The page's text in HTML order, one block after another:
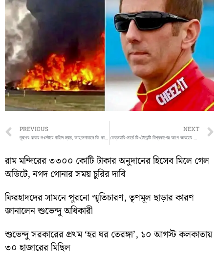
Prev
PREVIOUS NEXT
রাম মন্দিরের ৩৩০০ কোটি টাকার অনুদানের হিসেব মিলে গেল
অডিটে, নগদ গোনার সময় চুরির দাবি
ফিরহাদদের সামনে পুরনো স্মৃতিচারণ, তৃণমূল ছাড়ার কারণ
জানালেন শুভেন্দু অধিকারী
শুভেন্দু সরকারের প্রথম ‘হর ঘর তেরঙ্গা’, ১০ আগস্ট কলকাতায়
৩০ হাজারের মিছিল